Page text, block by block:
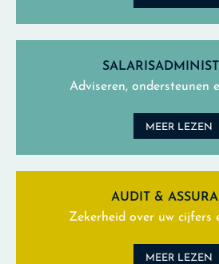
Adviseren, ondersteunen
MEER LEZEN
AUDIT &
Zekerheid over uw cijfers
MEER LEZEN